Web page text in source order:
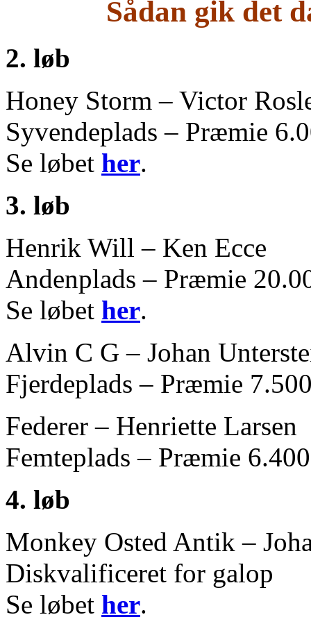
Sådan gik det
2. løb
Honey Storm – Victor
Syvendeplads – Præmie
Se løbet her.
3. løb
Henrik Will – Ken Ecce
Andenplads – Præmie
Se løbet her.
Alvin C G – Johan
Fjerdeplads – Præmie
Federer – Henriette Larsen
Femteplads – Præmie
4. løb
Monkey Osted Antik –
Diskvalificeret for galop
Se løbet her.